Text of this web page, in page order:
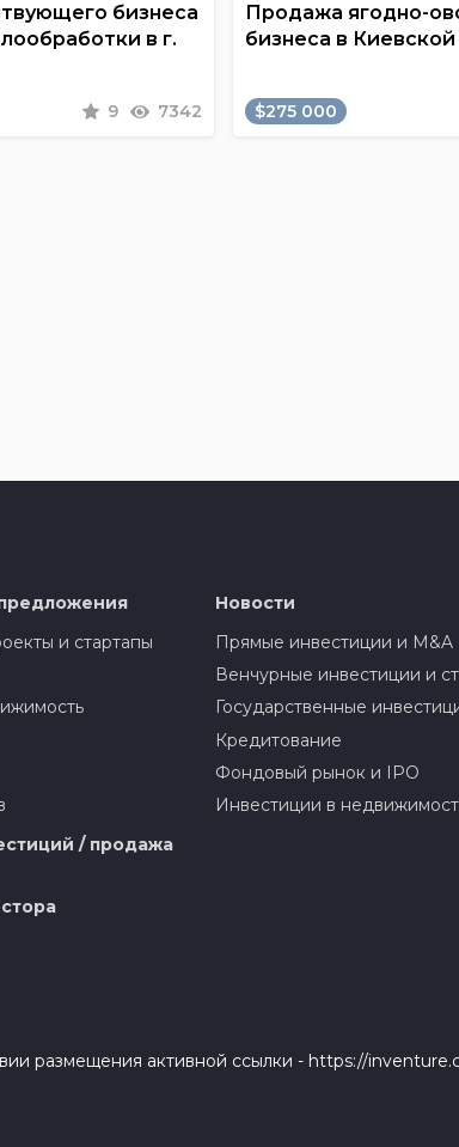
бизнеса
в г.
9 7342
Продажа ягодно-
бизнеса в
$275 000
и стартапы
/ продажа
Новости
Прямые инвестиции и M&A
Венчурные инвестиции и
Государственные
Кредитование
Фондовый рынок и IPO
Инвестиции в
размещения активной ссылки - https://